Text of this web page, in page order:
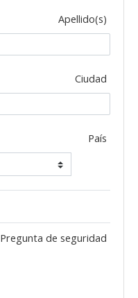
Apellido(s)
Ciudad
País
Pregunta de seguridad